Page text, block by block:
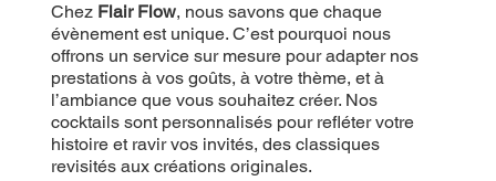
Chez Flair Flow, nous savons que chaque
évènement est unique. C’est pourquoi nous
offrons un service sur mesure pour adapter nos
prestations à vos goûts, à votre thème, et à
l’ambiance que vous souhaitez créer. Nos
cocktails sont personnalisés pour refléter votre
histoire et ravir vos invités, des classiques
revisités aux créations originales.